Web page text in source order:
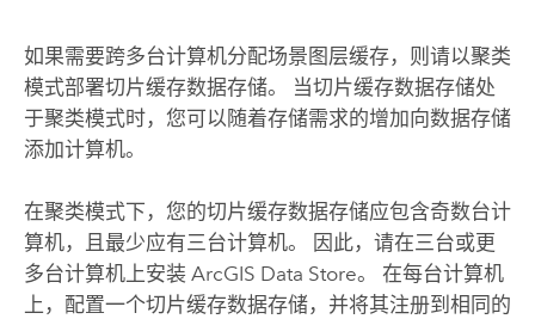
如果需要跨多台计算机分配场景图层缓存，则请以聚类
模式部署切片缓存数据存储。 当切片缓存数据存储处
于聚类模式时，您可以随着存储需求的增加向数据存储
添加计算机。
在聚类模式下，您的切片缓存数据存储应包含奇数台计
算机，且最少应有三台计算机。 因此，请在三台或更
多台计算机上安装 ArcGIS Data Store。 在每台计算机
上，配置一个切片缓存数据存储，并将其注册到相同的